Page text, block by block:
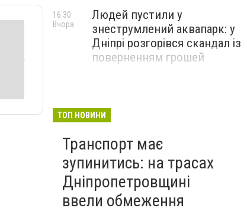
Людей пустили у
знеструмлений аквапарк: у
Дніпрі розгорівся скандал із
поверненням грошей
16:30
Вчора
ТОП НОВИНИ
Транспорт має
зупинитись: на трасах
Дніпропетровщині
ввели обмеження